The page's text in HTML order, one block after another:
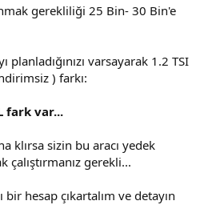
gerekliliği 25 Bin- 30 Bin'e
varsayarak 1.2 TSI
) farkı:
fark var...
klırsa sizin bu aracı yedek
gerekli...
hesap çıkartalım ve detayın